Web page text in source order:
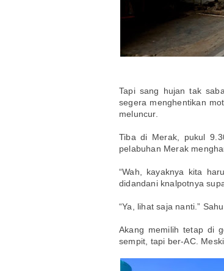
Tapi sang hujan tak
segera menghentikan
meluncur.
Tiba di Merak, pukul
pelabuhan Merak
“Wah, kayaknya kita
didandani knalpotnya
“Ya, lihat saja nanti.”
Akang memilih tetap di
sempit, tapi ber-AC.